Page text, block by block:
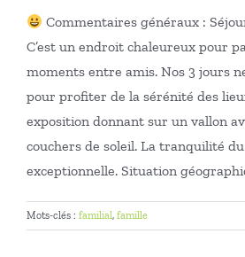
Commentaires généraux :
C’est un endroit chaleureux pour
moments entre amis. Nos 3 jours
pour profiter de la sérénité des
exposition donnant sur un vallon
couchers de soleil. La tranquilité
exceptionnelle. Situation
Mots-clés : familial, famille